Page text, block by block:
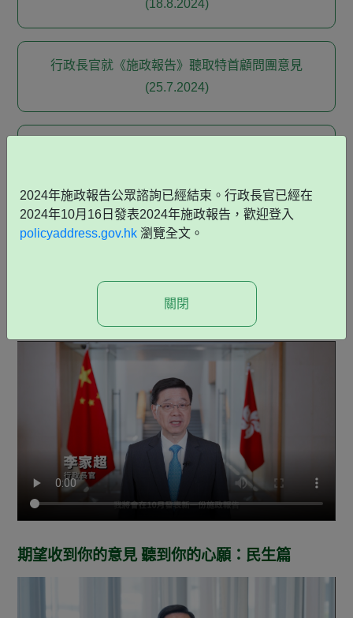
(18.8.2024)
行政長官就《施政報告》聽取特首顧問團意見
(25.7.2024)
期望收到你的意見 聽到你的心願：經濟篇
期望收到你的意見 聽到你的心願：民生篇
2024年施政報告公眾諮詢已經結束。行政長官已經在
2024年10月16日發表2024年施政報告，歡迎登入
policyaddress.gov.hk 瀏覽全文。
關閉